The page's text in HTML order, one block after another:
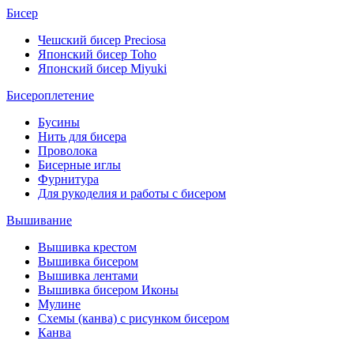
Бисер
Чешский бисер Preciosa
Японский бисер Toho
Японский бисер Miyuki
Бисероплетение
Бусины
Нить для бисера
Проволока
Бисерные иглы
Фурнитура
Для рукоделия и работы с бисером
Вышивание
Вышивка крестом
Вышивка бисером
Вышивка лентами
Вышивка бисером Иконы
Мулине
Схемы (канва) с рисунком бисером
Канва